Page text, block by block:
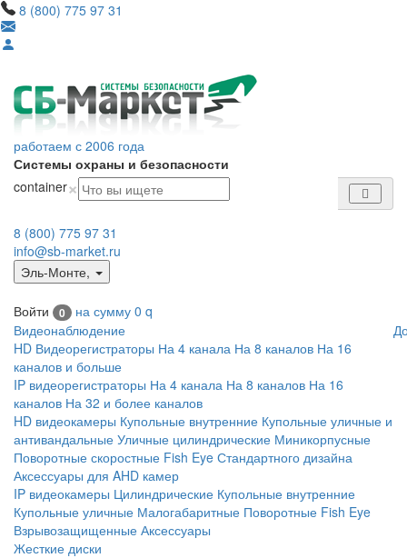
8 (800) 775 97 31
работаем с 2006 года
Системы охраны и безопасности
container×
8 (800) 775 97 31
info@sb-market.ru
Эль-Монте,
Войти 0 на сумму 0 q
Видеонаблюдение
HD Видеорегистраторы На 4 канала На 8 каналов На 16
каналов и больше
IP видеорегистраторы На 4 канала На 8 каналов На 16
каналов На 32 и более каналов
HD видеокамеры Купольные внутренние Купольные уличные и
антивандальные Уличные цилиндрические Миникорпусные
Поворотные скоростные Fish Eye Стандартного дизайна
Аксессуары для AHD камер
IP видеокамеры Цилиндрические Купольные внутренние
Купольные уличные Малогабаритные Поворотные Fish Eye
Взрывозащищенные Аксессуары
Жесткие диски